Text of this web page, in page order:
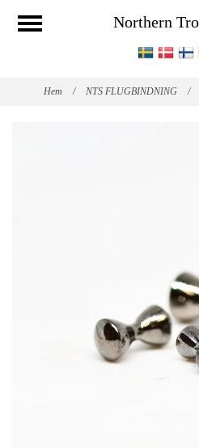
Northern
Hem / NTS FLUGBINDNING /